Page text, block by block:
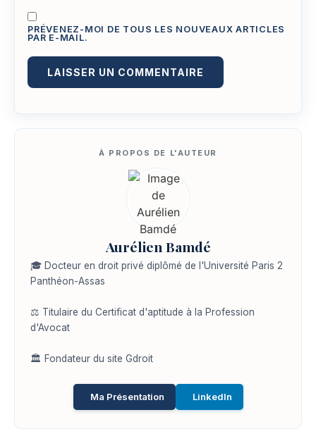
PRÉVENEZ-MOI DE TOUS LES NOUVEAUX ARTICLES
PAR E-MAIL.
Aurélien Bamdé
🎓 Docteur en droit privé diplômé de l'Université Paris 2
Panthéon-Assas
⚖️ Titulaire du Certificat d'aptitude à la Profession
d'Avocat
🏛️ Fondateur du site Gdroit
Ma Présentation LinkedIn